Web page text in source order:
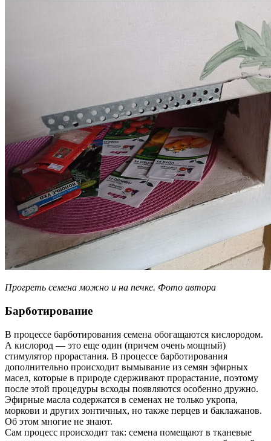
Прогреть семена можно и на печке. Фото автора
Барботирование
В процессе барботирования семена обогащаются кислородом.
А кислород — это еще один (причем очень мощный)
стимулятор прорастания. В процессе барботирования
дополнительно происходит вымывание из семян эфирных
масел, которые в природе сдерживают прорастание, поэтому
после этой процедуры всходы появляются особенно дружно.
Эфирные масла содержатся в семенах не только укропа,
моркови и других зонтичных, но также перцев и баклажанов.
Об этом многие не знают.
Сам процесс происходит так: семена помещают в тканевые